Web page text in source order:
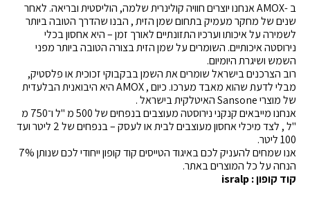
ב -AMOX אנחנו יוצרים חוויה קולינרית שלמה, הוליסטית ובריאה. לאחר
שנים של מחקר מעמיק בתחום שמן הזית , הבנו שהדרך הטובה ביותר
לשמירה על איכותו וערכיו התזונתיים לאורך זמן – היא אחסון בכלי
נירוסטה איכותיים. השומרים על שמן הזית בצורה הטובה ביותר מפני
השמש ושיגרת היומיום.
רוב הצרכנים בישראל שומרים את השמן בבקבוקי זכוכית או פלסטיק,
מבלי לדעת שהוא מאבד מערכו. כיום , AMOX היא היבואנית הבלעדית
של מוצרי Sansone האיטלקית בישראל .
אנחנו מייבאים קנקני נירוסטה מעוצבים בנפחים של 500 מ "ל ו־750 מ
"ל , לצד מיכלי אחסון מעוצבים לבית או לעסק – בנפחים של 2 ליטר ועד
100 ליטר.
אנו שמחים להעניק לכם באיגוד הטייסים קוד קופון ייחודי לכם שנותן 7%
הנחה על כל המוצרים באתר.
קוד קופון : isralp